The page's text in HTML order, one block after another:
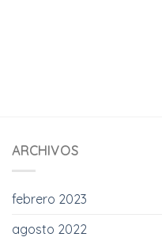
ARCHIVOS
febrero 2023
agosto 2022